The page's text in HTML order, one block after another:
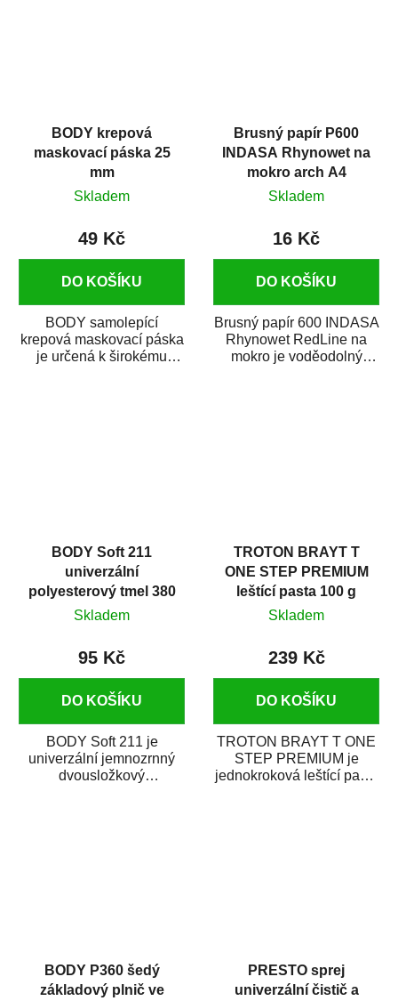
BODY krepová
maskovací páska 25
mm
Skladem
49 Kč
DO KOŠÍKU
BODY samolepící
krepová maskovací páska
je určená k širokému
Brusný papír P600
INDASA Rhynowet na
mokro arch A4
Skladem
16 Kč
DO KOŠÍKU
Brusný papír 600 INDASA
Rhynowet RedLine na
mokro je voděodolný
BODY Soft 211
univerzální
polyesterový tmel 380
g
Skladem
95 Kč
DO KOŠÍKU
BODY Soft 211 je
univerzální jemnozrnný
dvousložkový
TROTON BRAYT T
ONE STEP PREMIUM
leštící pasta 100 g
Skladem
239 Kč
DO KOŠÍKU
TROTON BRAYT T ONE
STEP PREMIUM je
jednokroková leštící pasta
BODY P360 šedý
základový plnič ve
PRESTO sprej
univerzální čistič a